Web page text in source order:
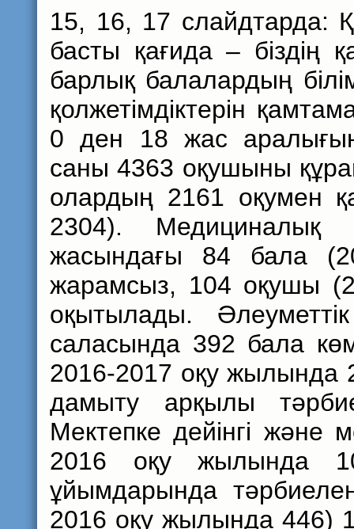
15, 16, 17 слайдтарда:
басты қағида – біздің
барлық балалардың
қолжетімдіктерін
0 ден 18 жас
саны 4363 оқушыны
олардың 2161 оқумен
2304). Медициналық
жасындағы 84 бала
жарамсыз, 104 оқушы
оқытылады.
саласында 392 бала
2016-2017 оқу жылында
дамыту арқылы
Мектепке дейінгі және
2016 оқу жылында
ұйымдарында
2016 оқу жылында 446)